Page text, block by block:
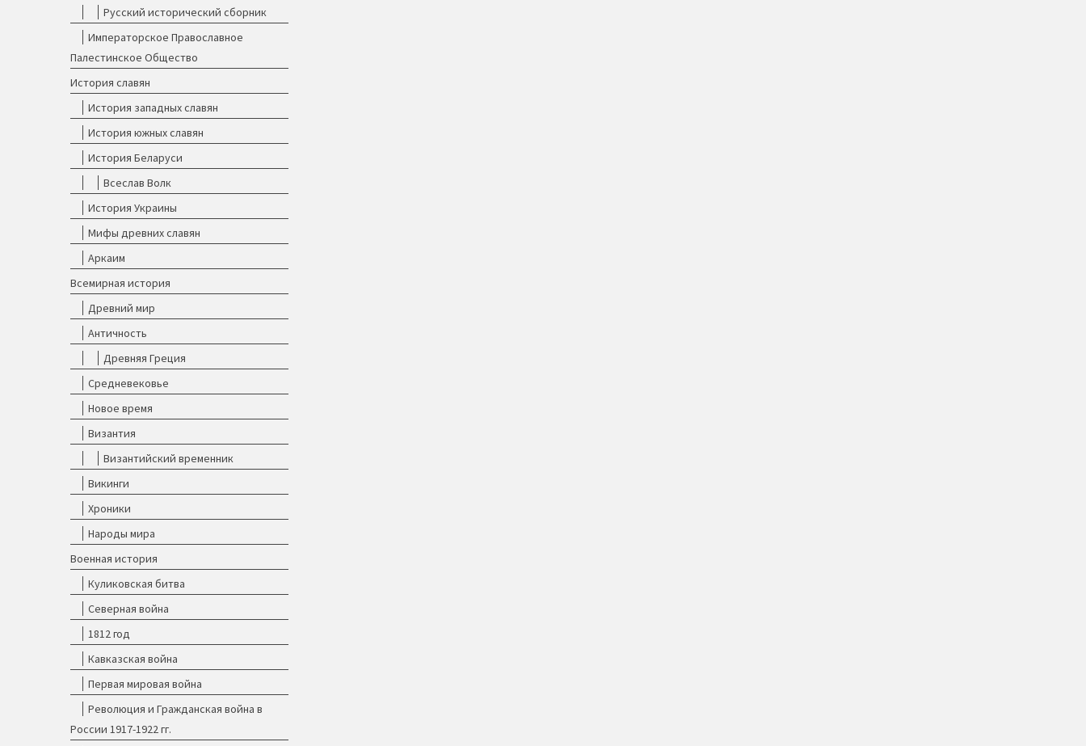
Русский исторический сборник
Императорское Православное
Палестинское Общество
История славян
История западных славян
История южных славян
История Беларуси
Всеслав Волк
История Украины
Мифы древних славян
Аркаим
Всемирная история
Древний мир
Античность
Древняя Греция
Средневековье
Новое время
Византия
Византийский временник
Викинги
Хроники
Народы мира
Военная история
Куликовская битва
Северная война
1812 год
Кавказская война
Первая мировая война
Революция и Гражданская война в
России 1917-1922 гг.